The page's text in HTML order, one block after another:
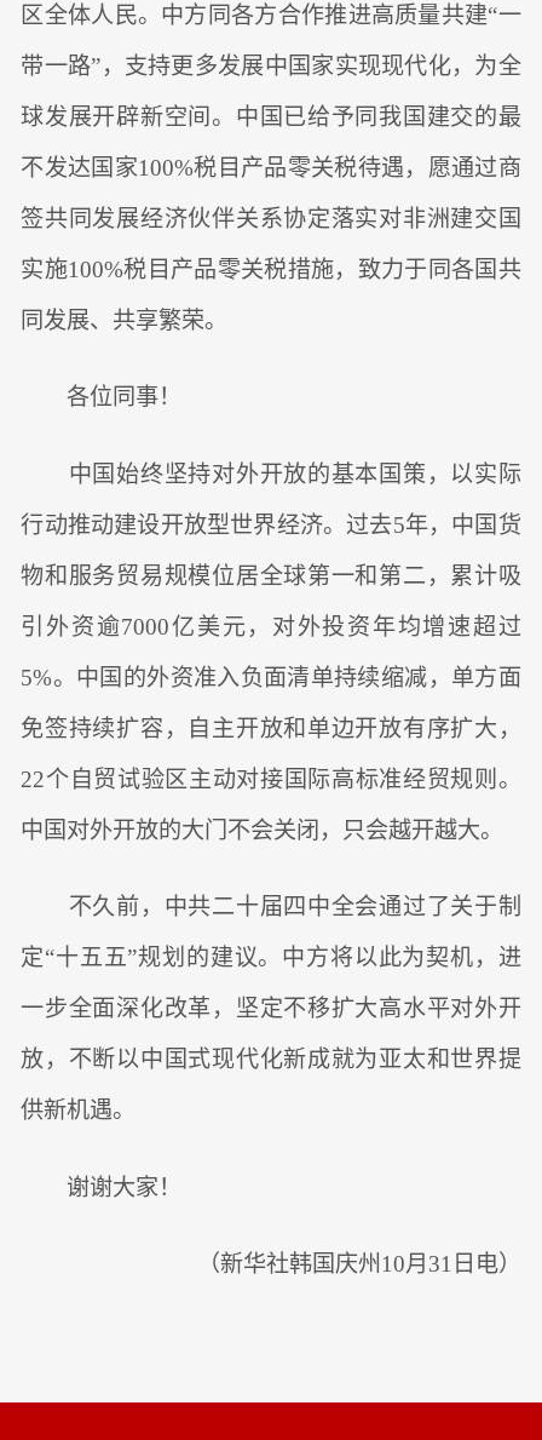
区全体人民。中方同各方合作推进高质量共建“一
带一路”，支持更多发展中国家实现现代化，为全
球发展开辟新空间。中国已给予同我国建交的最
不发达国家100%税目产品零关税待遇，愿通过商
签共同发展经济伙伴关系协定落实对非洲建交国
实施100%税目产品零关税措施，致力于同各国共
同发展、共享繁荣。
各位同事！
中国始终坚持对外开放的基本国策，以实际
行动推动建设开放型世界经济。过去5年，中国货
物和服务贸易规模位居全球第一和第二，累计吸
引外资逾7000亿美元，对外投资年均增速超过
5%。中国的外资准入负面清单持续缩减，单方面
免签持续扩容，自主开放和单边开放有序扩大，
22个自贸试验区主动对接国际高标准经贸规则。
中国对外开放的大门不会关闭，只会越开越大。
不久前，中共二十届四中全会通过了关于制
定“十五五”规划的建议。中方将以此为契机，进
一步全面深化改革，坚定不移扩大高水平对外开
放，不断以中国式现代化新成就为亚太和世界提
供新机遇。
谢谢大家！
（新华社韩国庆州10月31日电）